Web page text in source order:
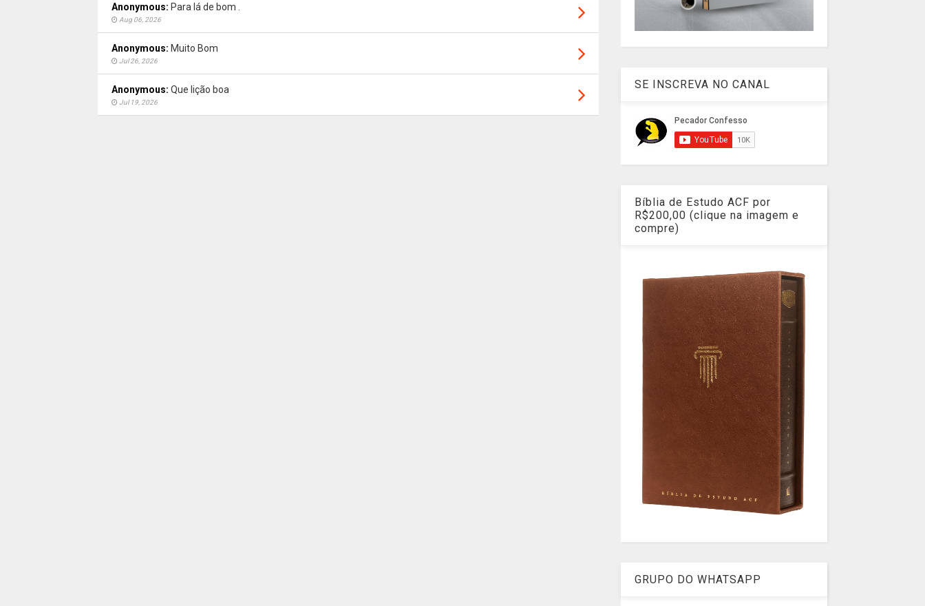
Anonymous: Para lá de bom .
Aug 06, 2026
Anonymous: Muito Bom
Jul 26, 2026
Anonymous: Que lição boa
Jul 19, 2026
SE INSCREVA NO CANAL
Bíblia de Estudo ACF por
R$200,00 (clique na imagem e
compre)
GRUPO DO WHATSAPP